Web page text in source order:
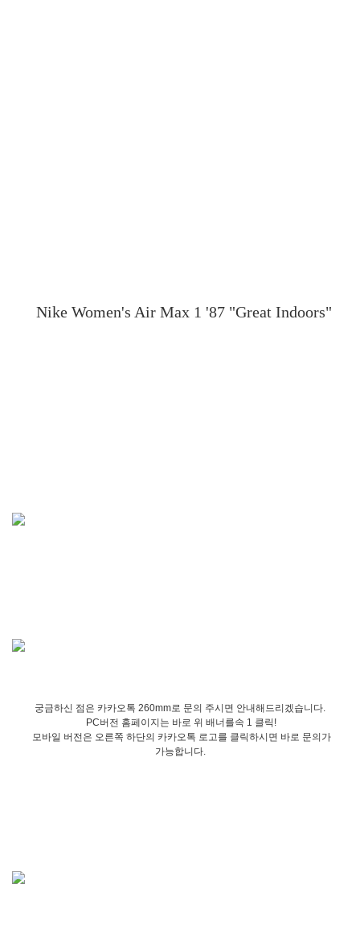
Nike Women's Air Max 1 '87 "Great Indoors"
궁금하신 점은 카카오톡 260mm로 문의 주시면 안내해드리겠습니다.
PC버전 홈페이지는 바로 위 배너를속 1 클릭!
모바일 버전은 오른쪽 하단의 카카오톡 로고를 클릭하시면 바로 문의가
가능합니다.